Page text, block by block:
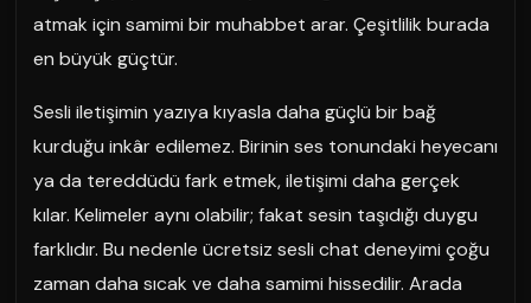
atmak için samimi bir muhabbet arar. Çeşitlilik burada
en büyük güçtür.
Sesli iletişimin yazıya kıyasla daha güçlü bir bağ
kurduğu inkâr edilemez. Birinin ses tonundaki heyecanı
ya da tereddüdü fark etmek, iletişimi daha gerçek
kılar. Kelimeler aynı olabilir; fakat sesin taşıdığı duygu
farklıdır. Bu nedenle ücretsiz sesli chat deneyimi çoğu
zaman daha sıcak ve daha samimi hissedilir. Arada